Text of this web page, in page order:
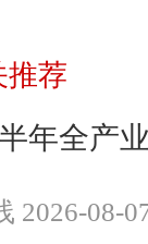
推荐
年全产
2026-08-